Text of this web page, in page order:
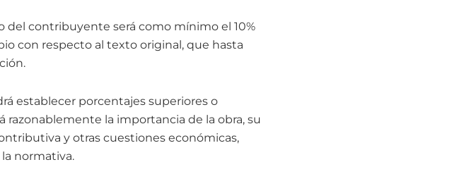
del contribuyente será como mínimo el 10%
con respecto al texto original, que hasta
establecer porcentajes superiores o
razonablemente la importancia de la obra, su
y otras cuestiones económicas,
normativa.